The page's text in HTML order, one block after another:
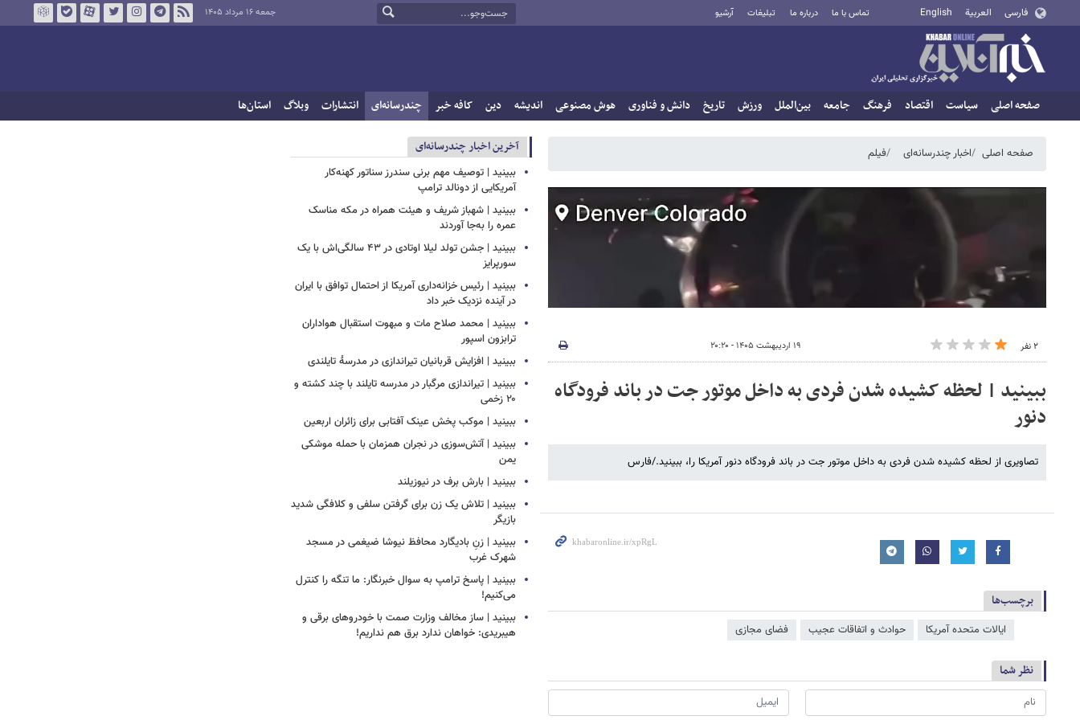
فارسی العربية English تماس با ما درباره ما تبلیغات آرشیو جمعه ۱۶ مرداد ۱۴۰۵
صفحه اصلی سیاست اقتصاد فرهنگ جامعه بین‌الملل ورزش تاریخ دانش و فناوری هوش مصنوعی اندیشه دین کافه خبر چندرسانه‌ای انتشارات وبلاگ استان‌ها
صفحه اصلی اخبار چندرسانه‌ای فیلم
۲ نفر ۱۹ اردیبهشت ۱۴۰۵ - ۲۰:۲۰
ببینید | لحظه کشیده شدن فردی به داخل موتور جت در باند فرودگاه
دنور
تصاویری از لحظه کشیده شدن فردی به داخل موتور جت در باند فرودگاه دنور آمریکا را، ببینید./فارس
برچسب‌ها
ایالات متحده آمریکا حوادث و اتفاقات عجیب فضای مجازی
نظر شما
آخرین اخبار چندرسانه‌ای
ببینید | توصیف مهم برنی سندرز سناتور کهنه‌کار
آمریکایی از دونالد ترامپ
ببینید | شهباز شریف و هیئت همراه در مکه مناسک
عمره را به‌جا آوردند
ببینید | جشن تولد لیلا اوتادی در ۴۳ سالگی‌اش با یک
سورپرایز
ببینید | رئیس خزانه‌داری آمریکا از احتمال توافق با ایران
در آینده نزدیک خبر داد
ببینید | محمد صلاح مات و مبهوت استقبال هواداران
ترابزون اسپور
ببینید | افزایش قربانیان تیراندازی در مدرسۀ تایلندی
ببینید | تیراندازی مرگبار در مدرسه‌ تایلند با چند کشته و
۲۰ زخمی
ببینید | موکب پخش عینک آفتابی برای زائران اربعین
ببینید | آتش‌سوزی در نجران همزمان با حمله موشکی
یمن
ببینید | بارش برف در نیوزیلند
ببینید | تلاش یک زن برای گرفتن سلفی و کلافگی شدید
بازیگر
ببینید | زنِ بادیگارد محافظ نیوشا ضیغمی در مسجد
شهرک غرب
ببینید | پاسخ ترامپ به سوال خبرنگار: ما تنگه را کنترل
می‌کنیم!
ببینید | ساز مخالف وزارت صمت با خودروهای برقی و
هیبریدی: خواهان ندارد برق هم نداریم!